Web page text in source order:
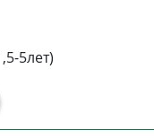
5лет)